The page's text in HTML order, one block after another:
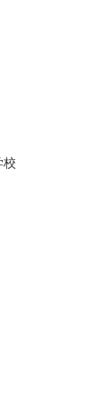
校